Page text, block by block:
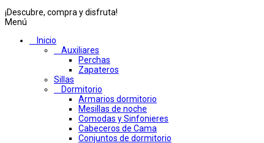
¡Descubre, compra y disfruta!
Menú
Inicio
Auxiliares
Perchas
Zapateros
Sillas
Dormitorio
Armarios dormitorio
Mesillas de noche
Comodas y Sinfonieres
Cabeceros de Cama
Conjuntos de dormitorio